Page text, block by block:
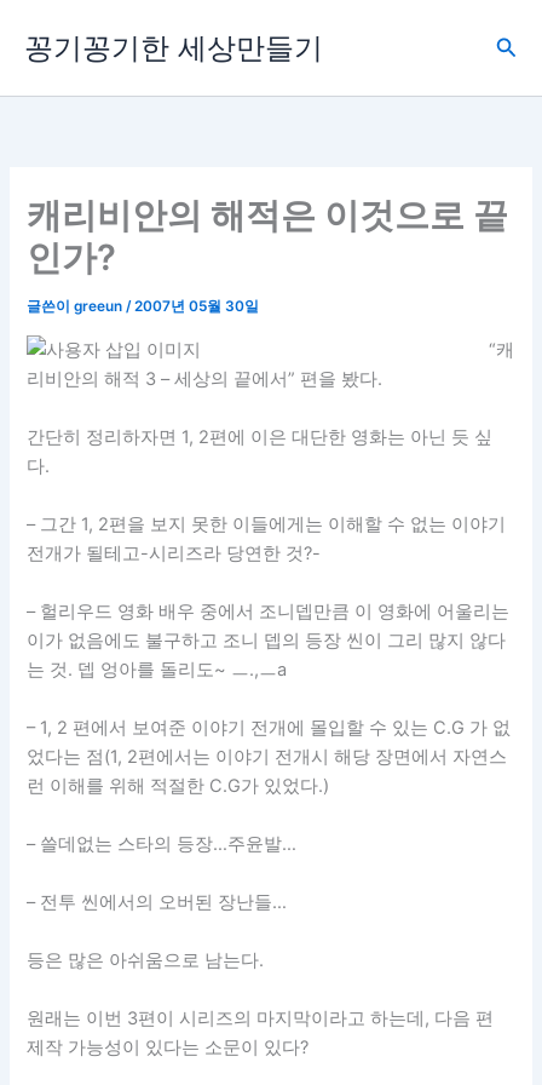
로
꽁기꽁기한 세상만들기
검
캐리비안의 해적은 이것으로 끝
인가?
글쓴이greeun/2007년 05월 30일
“캐
리비안의 해적 3 – 세상의 끝에서” 편을 봤다.
간단히 정리하자면 1, 2편에 이은 대단한 영화는 아닌 듯 싶
다.
– 그간 1, 2편을 보지 못한 이들에게는 이해할 수 없는 이야기
전개가 될테고-시리즈라 당연한 것?-
– 헐리우드 영화 배우 중에서 조니뎁만큼 이 영화에 어울리는
이가 없음에도 불구하고 조니 뎁의 등장 씬이 그리 많지 않다
는 것. 뎁 엉아를 돌리도~ ㅡ.,ㅡa
– 1, 2 편에서 보여준 이야기 전개에 몰입할 수 있는 C.G 가 없
었다는 점(1, 2편에서는 이야기 전개시 해당 장면에서 자연스
런 이해를 위해 적절한 C.G가 있었다.)
– 쓸데없는 스타의 등장…주윤발…
– 전투 씬에서의 오버된 장난들…
등은 많은 아쉬움으로 남는다.
원래는 이번 3편이 시리즈의 마지막이라고 하는데, 다음 편
제작 가능성이 있다는 소문이 있다?